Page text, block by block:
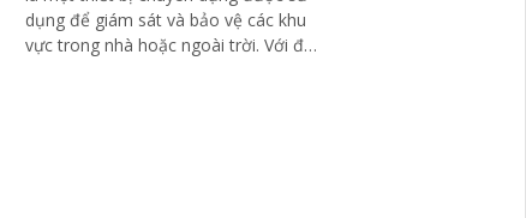
dụng để giám sát và bảo vệ các khu
vực trong nhà hoặc ngoài trời. Với độ